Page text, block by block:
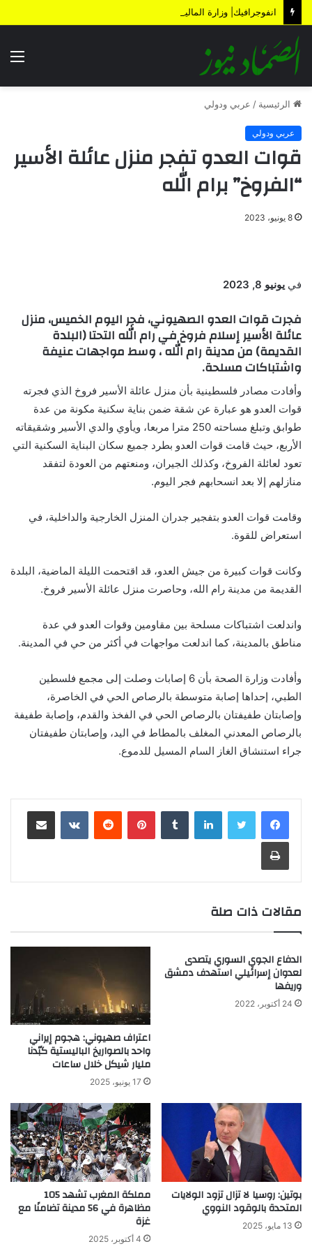
الرئيسية / عربي ودولي
عربي ودولي
قوات العدو تفجر منزل عائلة الأسير
“الفروخ” برام الله
8 يونيو، 2023
في يونيو 8, 2023
فجرت قوات العدو الصهيوني، فجر اليوم الخميس، منزل
عائلة الأسير إسلام فروخ في رام الله التحتا (البلدة
القديمة) من مدينة رام الله ، وسط مواجهات عنيفة
واشتباكات مسلحة.
وأفادت مصادر فلسطينية بأن منزل عائلة الأسير فروخ الذي فجرته
قوات العدو هو عبارة عن شقة ضمن بناية سكنية مكونة من عدة
طوابق وتبلغ مساحته 250 مترا مربعا، ويأوي والدي الأسير وشقيقاته
الأربع، حيث قامت قوات العدو بطرد جميع سكان البناية السكنية التي
تعود لعائلة الفروخ، وكذلك الجيران، ومنعتهم من العودة لتفقد
منازلهم إلا بعد انسحابهم فجر اليوم.
وقامت قوات العدو بتفجير جدران المنزل الخارجية والداخلية، في
استعراض للقوة.
وكانت قوات كبيرة من جيش العدو، قد اقتحمت الليلة الماضية، البلدة
القديمة من مدينة رام الله، وحاصرت منزل عائلة الأسير فروخ.
واندلعت اشتباكات مسلحة بين مقاومين وقوات العدو في عدة
مناطق بالمدينة، كما اندلعت مواجهات في أكثر من حي في المدينة.
وأفادت وزارة الصحة بأن 6 إصابات وصلت إلى مجمع فلسطين
الطبي، إحداها إصابة متوسطة بالرصاص الحي في الخاصرة،
وإصابتان طفيفتان بالرصاص الحي في الفخذ والقدم، وإصابة طفيفة
بالرصاص المعدني المغلف بالمطاط في اليد، وإصابتان طفيفتان
جراء استنشاق الغاز السام المسيل للدموع.
لينكدإن بينتيريست
مقالات ذات صلة
الدفاع الجوي السوري يتصدى
لعدوان إسرائيلي استهدف دمشق
وريفها
24 أكتوبر، 2022
اعتراف صهيوني: هجوم إيراني
واحد بالصواريخ الباليستية كبّدنا
مليار شيكل خلال ساعات
17 يونيو، 2025
بوتين: روسيا لا تزال تزود الولايات
المتحدة بالوقود النووي
13 مايو، 2025
مملكة المغرب تشهد 105
مظاهرة في 56 مدينة تضامنًا مع
غزة
4 أكتوبر، 2025